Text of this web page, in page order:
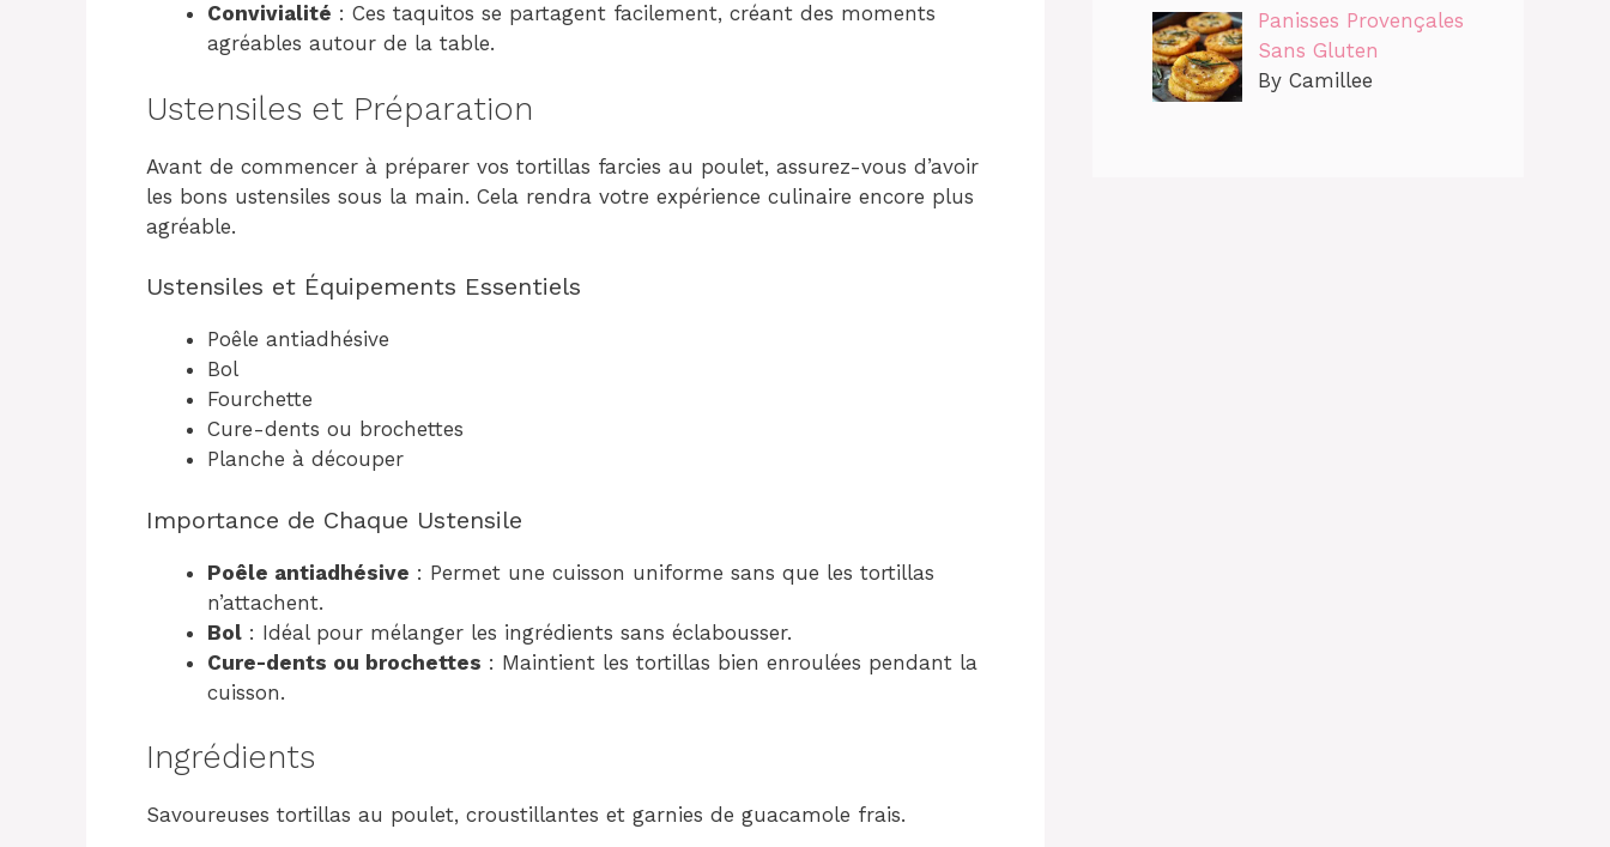
Convivialité : Ces taquitos se partagent facilement, créant des moments
agréables autour de la table.
Ustensiles et Préparation
Avant de commencer à préparer vos tortillas farcies au poulet, assurez-vous d’avoir
les bons ustensiles sous la main. Cela rendra votre expérience culinaire encore plus
agréable.
Ustensiles et Équipements Essentiels
Poêle antiadhésive
Bol
Fourchette
Cure-dents ou brochettes
Planche à découper
Importance de Chaque Ustensile
Poêle antiadhésive : Permet une cuisson uniforme sans que les tortillas
n’attachent.
Bol : Idéal pour mélanger les ingrédients sans éclabousser.
Cure-dents ou brochettes : Maintient les tortillas bien enroulées pendant la
cuisson.
Ingrédients
Savoureuses tortillas au poulet, croustillantes et garnies de guacamole frais.
Panisses Provençales
Sans Gluten
By Camillee